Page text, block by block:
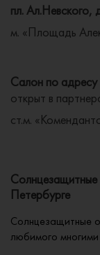
пл. Ал.Невского,
м. «Площадь
Салон по адресу
открыт в
ст.м.
Солнцезащитные
Петербурге
Солнцезащитные
любимого